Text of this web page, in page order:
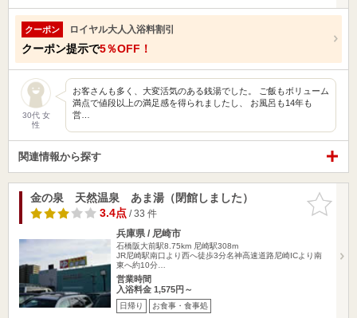
クーポン ロイヤル大人入浴料割引
クーポン提示で5％OFF！
30代 女
性
お客さんも多く、大変活気のある銭湯でした。 ご飯もボリューム
満点で値段以上の満足感を得られましたし、 お風呂も14年も
営…
関連情報から探す
お気に入
りに追加
金の泉 天然温泉 あま湯（閉館しました）
3.4点/ 33 件
兵庫県 / 尼崎市
石橋阪大前駅8.75km 尼崎駅308m
JR尼崎駅南口より西へ徒歩3分名神高速道路尼崎ICより南
東へ約10分…
営業時間
入浴料金 1,575円～
日帰り お食事・食事処